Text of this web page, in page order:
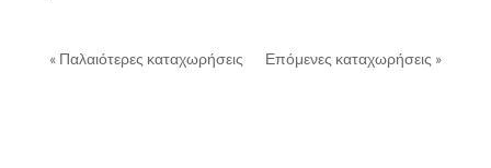
« Παλαιότερες καταχωρήσεις Επόμενες καταχωρήσεις »